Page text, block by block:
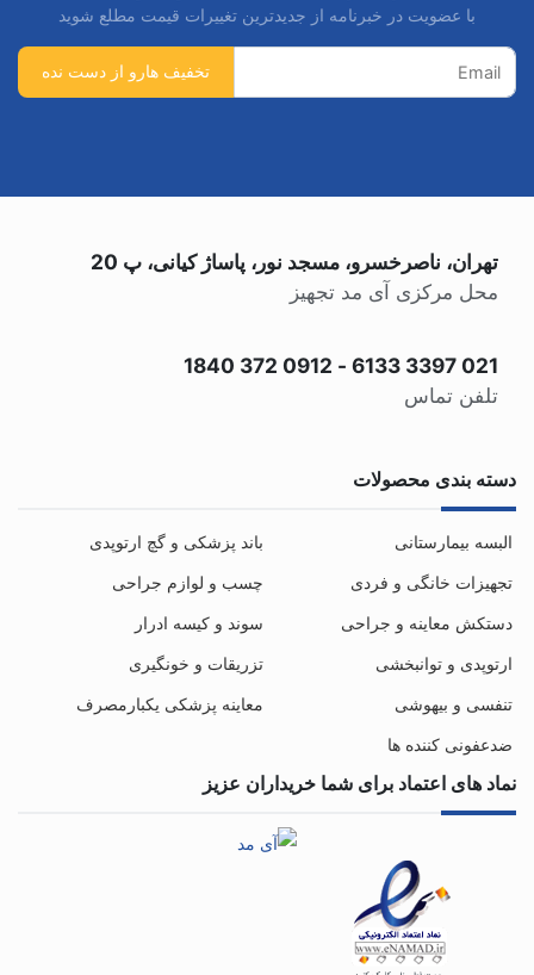
با عضویت در خبرنامه از جدیدترین تغییرات قیمت مطلع شوید
تهران، ناصرخسرو، مسجد نور، پاساژ کیانی، پ 20
محل مرکزی آی مد تجهیز
021 3397 6133
-
0912 372 1840
تلفن تماس
دسته بندی محصولات
البسه بیمارستانی
باند پزشکی و گچ ارتوپدی
تجهیزات خانگی و فردی
چسب و لوازم جراحی
دستکش معاینه و جراحی
سوند و کیسه ادرار
ارتوپدی و توانبخشی
تزریقات و خونگیری
تنفسی و بیهوشی
معاینه پزشکی یکبارمصرف
ضدعفونی کننده ها
نماد های اعتماد برای شما خریداران عزیز